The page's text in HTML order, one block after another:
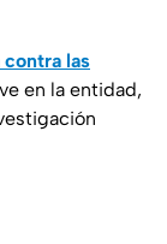
las
en la entidad,